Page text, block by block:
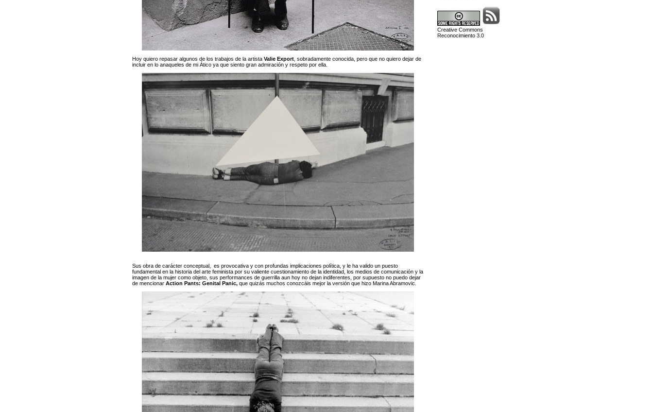
Hoy quiero repasar algunos de los trabajos de la artista Valie Export , sobradamente conocida, pero que no quiero dejar de
incluir en lo anaqueles de mi Ático ya que siento gran admiración y respeto por ella.
Sus obra de carácter conceptual, es provocativa y con profundas implicaciones política, y le ha valido un puesto
fundamental en la historia del arte feminista por su valiente cuestionamiento de la identidad, los medios de comunicación y la
imagen de la mujer como objeto, sus performances de guerrilla aun hoy no dejan indiferentes, por supuesto no puedo dejar
de mencionar Action Pants: Genital Panic, que quizás muchos conozcáis mejor la versión que hizo Marina Abramovic.
Creative Commons
Reconocimiento 3.0